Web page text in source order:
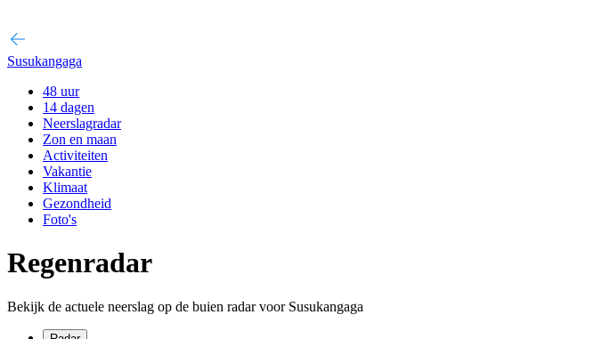
Susukangaga
48 uur
14 dagen
Neerslagradar
Zon en maan
Activiteiten
Vakantie
Klimaat
Gezondheid
Foto's
Regenradar
Bekijk de actuele neerslag op de buien radar voor Susukangaga